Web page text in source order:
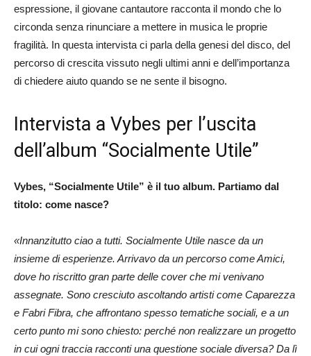
espressione, il giovane cantautore racconta il mondo che lo
circonda senza rinunciare a mettere in musica le proprie
fragilità. In questa intervista ci parla della genesi del disco, del
percorso di crescita vissuto negli ultimi anni e dell’importanza
di chiedere aiuto quando se ne sente il bisogno.
Intervista a Vybes per l’uscita
dell’album “Socialmente Utile”
Vybes, “Socialmente Utile” è il tuo album. Partiamo dal
titolo: come nasce?
«Innanzitutto ciao a tutti. Socialmente Utile nasce da un
insieme di esperienze. Arrivavo da un percorso come Amici,
dove ho riscritto gran parte delle cover che mi venivano
assegnate. Sono cresciuto ascoltando artisti come Caparezza
e Fabri Fibra, che affrontano spesso tematiche sociali, e a un
certo punto mi sono chiesto: perché non realizzare un progetto
in cui ogni traccia racconti una questione sociale diversa? Da lì